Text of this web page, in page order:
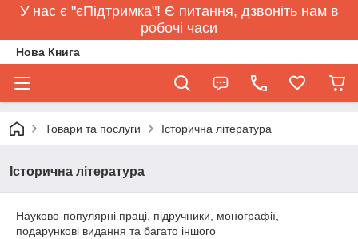
У нас є "єПідтримка"! Є питання, дзвоніть нам в
робочі часи
Нова Книга
Товари та послуги Історична література
Історична література
Науково-популярні праці, підручники, монографії,
подарункові видання та багато іншого